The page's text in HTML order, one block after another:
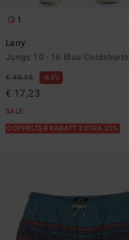
1
Larry
Jungs 10 - 16 Blau Cordshorts
€ 45,95 63%
€ 17,23
SALE
DOPPELTER RABATT EXTRA 25%